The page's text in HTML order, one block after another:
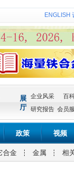
ENGLISH
展
厅
企业风采 百
研究报告 会员
政策 视频
合金 金属 相